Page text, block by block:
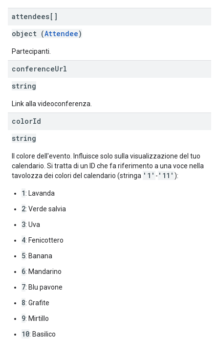
attendees[]
object (Attendee)
Partecipanti.
conferenceUrl
string
Link alla videoconferenza.
colorId
string
Il colore dell'evento. Influisce solo sulla visualizzazione del tuo
calendario. Si tratta di un ID che fa riferimento a una voce nella
tavolozza dei colori del calendario (stringa '1' - '11' ):
1: Lavanda
2: Verde salvia
3: Uva
4: Fenicottero
5: Banana
6: Mandarino
7: Blu pavone
8: Grafite
9: Mirtillo
10: Basilico